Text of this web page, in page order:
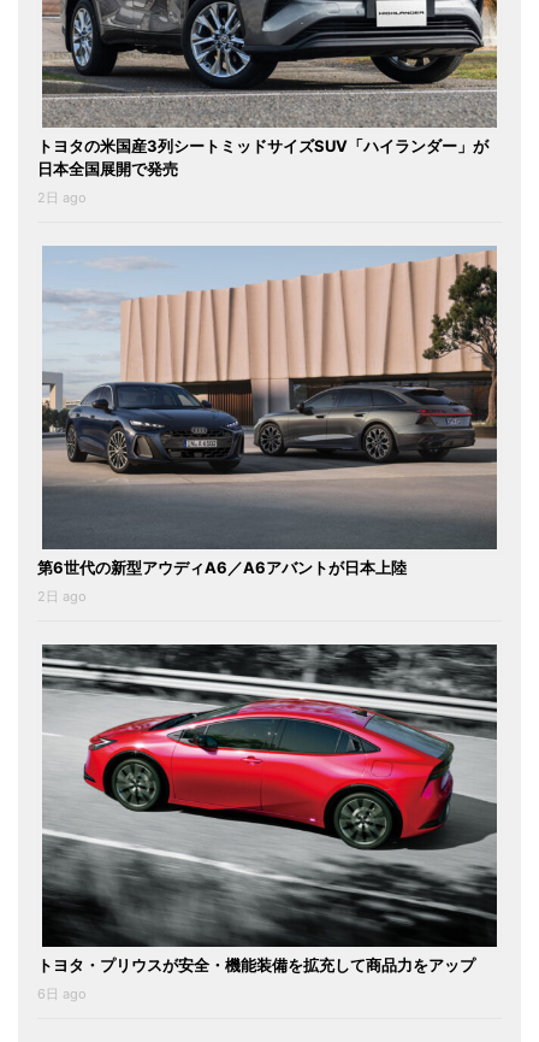
トヨタの米国産3列シートミッドサイズSUV「ハイランダー」が
日本全国展開で発売
2日 ago
第6世代の新型アウディA6／A6アバントが日本上陸
2日 ago
トヨタ・プリウスが安全・機能装備を拡充して商品力をアップ
6日 ago